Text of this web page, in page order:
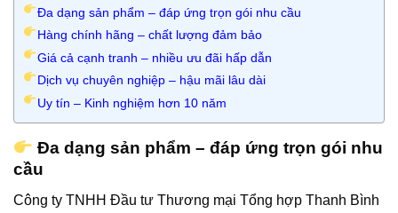
Đa dạng sản phẩm – đáp ứng trọn gói nhu cầu
Hàng chính hãng – chất lượng đảm bảo
Giá cả cạnh tranh – nhiều ưu đãi hấp dẫn
Dịch vụ chuyên nghiệp – hậu mãi lâu dài
Uy tín – Kinh nghiệm hơn 10 năm
Đa dạng sản phẩm – đáp ứng trọn gói nhu
cầu
Công ty TNHH Đầu tư Thương mại Tổng hợp Thanh Bình